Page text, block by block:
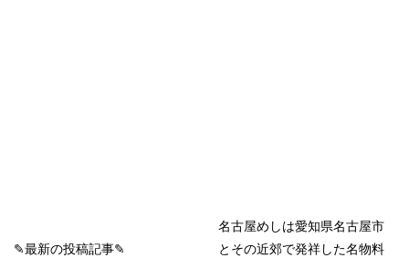
✎最新の投稿記事✎
名古屋めしは愛知県名古屋市
とその近郊で発祥した名物料